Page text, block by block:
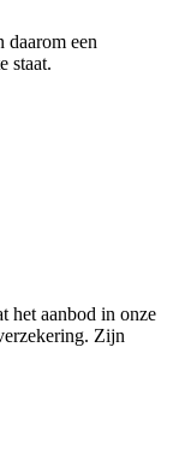
daarom een
staat.
het aanbod in onze
Zijn